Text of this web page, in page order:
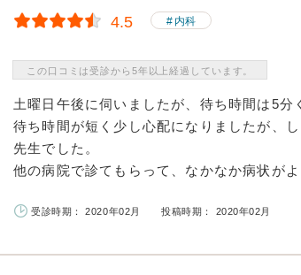
4.5 内科
この口コミは受診から5年以上経過しています。
土曜日午後に伺いましたが、待ち時間は5分
待ち時間が短く少し心配になりましたが、
先生でした。
他の病院で診てもらって、なかなか病状が
受診時期： 2020年02月 投稿時期： 2020年02月